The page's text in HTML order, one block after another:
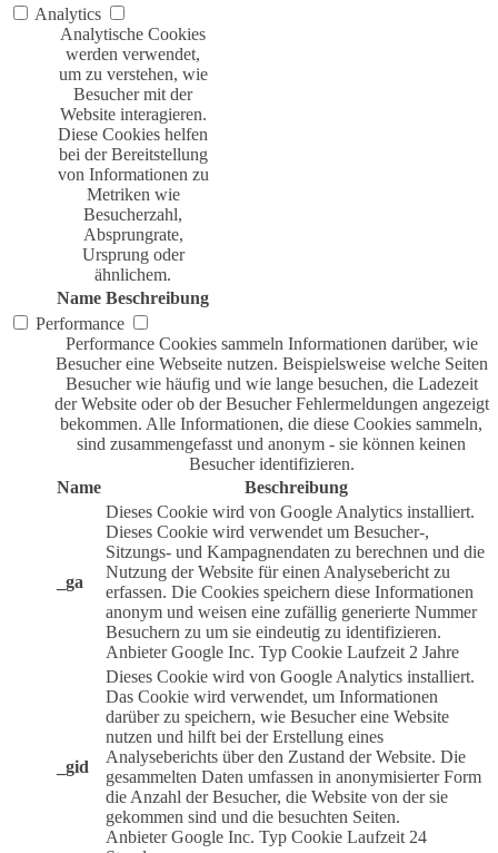
Analytics
Analytische Cookies
werden verwendet,
um zu verstehen, wie
Besucher mit der
Website interagieren.
Diese Cookies helfen
bei der Bereitstellung
von Informationen zu
Metriken wie
Besucherzahl,
Absprungrate,
Ursprung oder
ähnlichem.
Name Beschreibung
Performance
Performance Cookies sammeln Informationen darüber, wie
Besucher eine Webseite nutzen. Beispielsweise welche Seiten
Besucher wie häufig und wie lange besuchen, die Ladezeit
der Website oder ob der Besucher Fehlermeldungen angezeigt
bekommen. Alle Informationen, die diese Cookies sammeln,
sind zusammengefasst und anonym - sie können keinen
Besucher identifizieren.
Name
Beschreibung
_ga
Dieses Cookie wird von Google Analytics installiert.
Dieses Cookie wird verwendet um Besucher-,
Sitzungs- und Kampagnendaten zu berechnen und die
Nutzung der Website für einen Analysebericht zu
erfassen. Die Cookies speichern diese Informationen
anonym und weisen eine zufällig generierte Nummer
Besuchern zu um sie eindeutig zu identifizieren.
Anbieter Google Inc. Typ Cookie Laufzeit 2 Jahre
_gid
Dieses Cookie wird von Google Analytics installiert.
Das Cookie wird verwendet, um Informationen
darüber zu speichern, wie Besucher eine Website
nutzen und hilft bei der Erstellung eines
Analyseberichts über den Zustand der Website. Die
gesammelten Daten umfassen in anonymisierter Form
die Anzahl der Besucher, die Website von der sie
gekommen sind und die besuchten Seiten.
Anbieter Google Inc. Typ Cookie Laufzeit 24